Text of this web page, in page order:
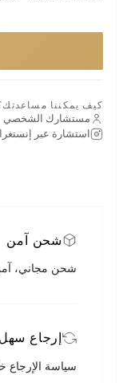
كيف يمكننا مساعدتك؟
مستشارك الشخصي
استشارة عبر إنستغرام
شحن آمن
شحن مجاني،
إرجاع سهل
سياسة الإرجاع خلال 7